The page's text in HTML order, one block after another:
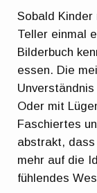
Sobald
Teller einmal
Bilderbuch
essen. Die
Oder mit
Faschiertes
abstrakt,
mehr auf die
fühlendes